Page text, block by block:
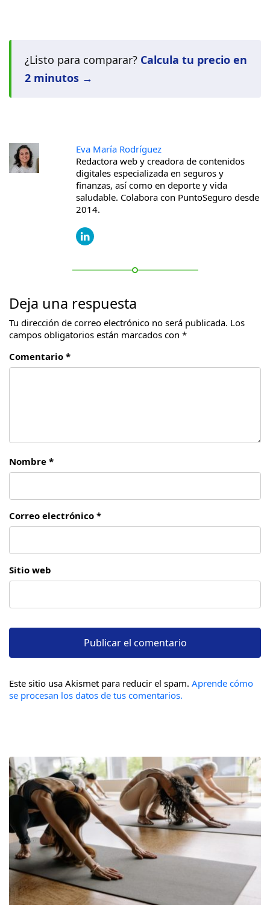
¿Listo para comparar? Calcula tu precio en
2 minutos →
Eva María Rodríguez
Redactora web y creadora de contenidos
digitales especializada en seguros y
finanzas, así como en deporte y vida
saludable. Colabora con PuntoSeguro desde
2014.
Deja una respuesta
Tu dirección de correo electrónico no será publicada. Los
campos obligatorios están marcados con *
Comentario *
Nombre *
Correo electrónico *
Sitio web
Este sitio usa Akismet para reducir el spam. Aprende cómo
se procesan los datos de tus comentarios.